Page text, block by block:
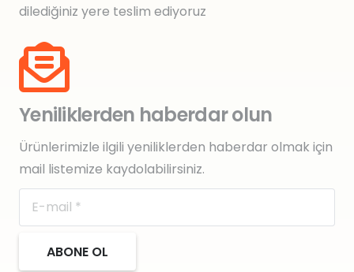
dilediğiniz yere teslim ediyoruz
Yeniliklerden haberdar olun
Ürünlerimizle ilgili yeniliklerden haberdar olmak için
mail listemize kaydolabilirsiniz.
ABONE OL